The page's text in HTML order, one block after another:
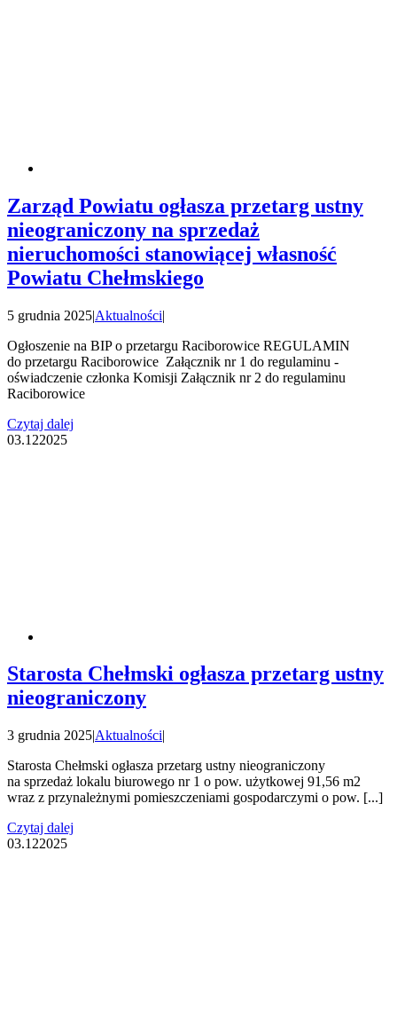
Zarząd Powiatu ogłasza przetarg ustny
nieograniczony na sprzedaż
nieruchomości stanowiącej własność
Powiatu Chełmskiego
5 grudnia 2025|Aktualności|
Ogłoszenie na BIP o przetargu Raciborowice REGULAMIN
do przetargu Raciborowice Załącznik nr 1 do regulaminu -
oświadczenie członka Komisji Załącznik nr 2 do regulaminu
Raciborowice
Czytaj dalej
03.122025
Starosta Chełmski ogłasza przetarg ustny
nieograniczony
3 grudnia 2025|Aktualności|
Starosta Chełmski ogłasza przetarg ustny nieograniczony
na sprzedaż lokalu biurowego nr 1 o pow. użytkowej 91,56 m2
wraz z przynależnymi pomieszczeniami gospodarczymi o pow. [...]
Czytaj dalej
03.122025